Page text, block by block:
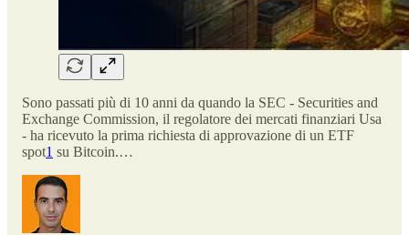
Sono passati più di 10 anni da quando la SEC - Securities and
Exchange Commission, il regolatore dei mercati finanziari Usa
- ha ricevuto la prima richiesta di approvazione di un ETF
spot1 su Bitcoin.…